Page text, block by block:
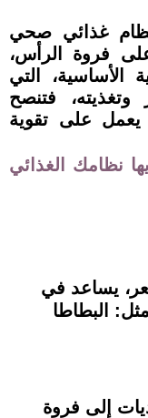
نظام غذائي صحي
فروة الرأس،
الأساسية، التي
فتنصح
يعمل على تقوية
نظامك الغذائي
يساعد في
مثل: البطاطا
إلى فروة